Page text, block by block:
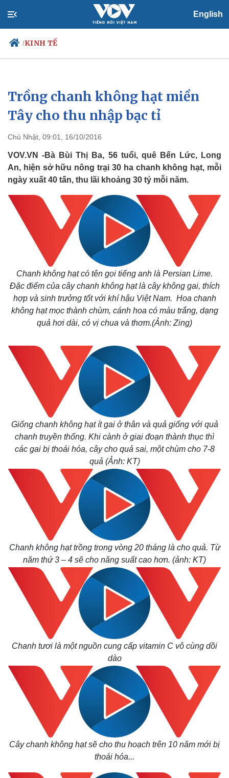
English
/KINH TẾ
Chính trị
Đảng
Tổ chức nhân sự
Nhận diện sự thật
Xã hội
Tin 24h
Dự báo thời tiết
Việc làm
Biển đảo
Trồng chanh không hạt miền
Tây cho thu nhập bạc tỉ
Chủ Nhật, 09:01, 16/10/2016
VOV.VN -Bà Bùi Thị Ba, 56 tuổi, quê Bến Lức, Long
An, hiện sở hữu nông trại 30 ha chanh không hạt, mỗi
ngày xuất 40 tấn, thu lãi khoảng 30 tỷ mỗi năm.
Chanh không hạtcó tên gọi tiếng anh là Persian Lime.
Đặc điểm của cây chanh không hạt là cây không gai, thích
hợp và sinh trưởng tốt với khí hậu Việt Nam. Hoa chanh
không hạt mọc thành chùm, cánh hoa có màu trắng, dạng
quả hơi dài, có vị chua và thơm.(Ảnh: Zing)
Giống chanh không hạt ít gai ở thân và quả giống với quả
chanh truyền thống. Khi cành ở giai đoạn thành thục thì
các gai bị thoái hóa, cây cho quả sai, một chùm cho 7-8
quả (Ảnh: KT)
Chanh không hạt trồng trong vòng 20 tháng là cho quả. Từ
năm thứ 3 – 4 sẽ cho năng suất cao hơn. (ảnh: KT)
Chanh tươi là một nguồn cung cấp vitamin C vô cùng dồi
dào
Cây chanh không hạtsẽ cho thu hoạch trên 10 năm mới bị
thoái hóa...